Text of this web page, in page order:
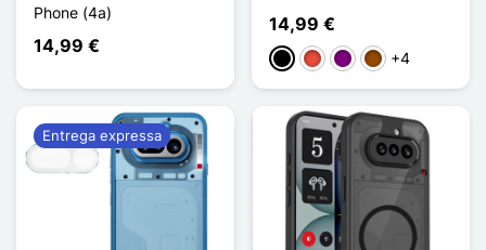
Phone (4a)
14,99 €
14,99 €
PretoVermelho
PúrpuraCastanho
+4
Entrega expressa